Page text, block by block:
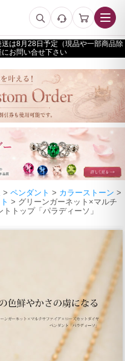
は
予定（現品や一部商品除
お問い合せ下さい
> ペンダント > カラーストーン >
> グリーンガーネット×マルチ
トップ「パラディーソ」